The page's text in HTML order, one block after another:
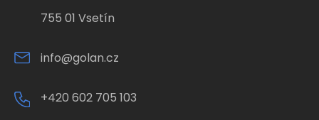
755 01 Vsetín
info@golan.cz
+420 602 705 103